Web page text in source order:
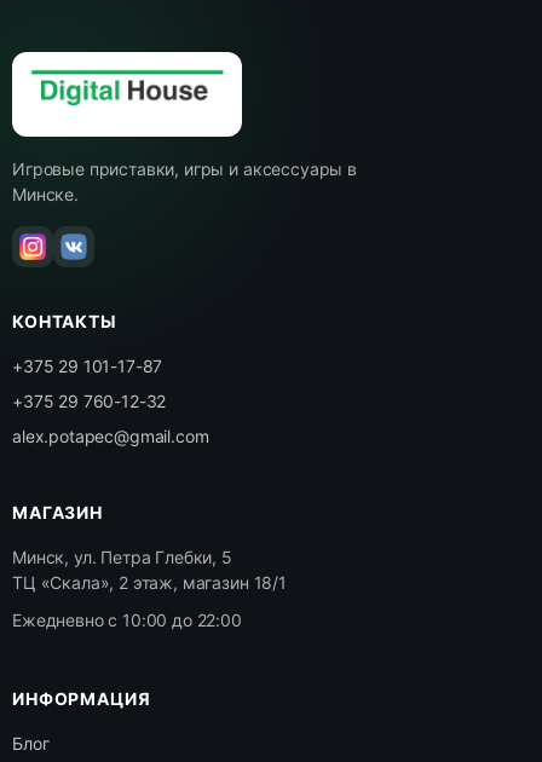
Игровые приставки, игры и аксессуары в
Минске.
КОНТАКТЫ
+375 29 101-17-87
+375 29 760-12-32
alex.potapec@gmail.com
МАГАЗИН
Минск, ул. Петра Глебки, 5
ТЦ «Скала», 2 этаж, магазин 18/1
Ежедневно с 10:00 до 22:00
ИНФОРМАЦИЯ
Блог